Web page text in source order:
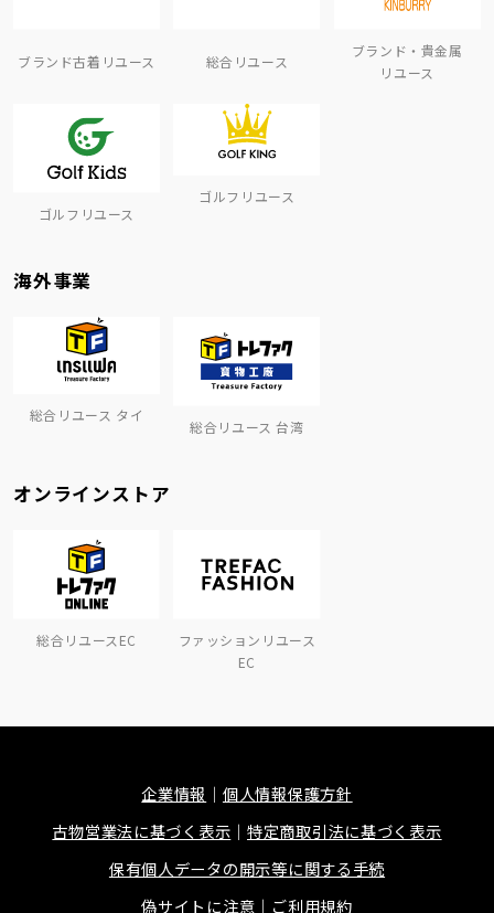
ブランド古着リユース 総合リユース
ブランド・貴金属
リユース
ゴルフリユース
ゴルフリユース
海外事業
総合リユース タイ
総合リユース 台湾
オンラインストア
総合リユースEC
ファッションリユース
EC
企業情報
個人情報保護方針
古物営業法に基づく表示
特定商取引法に基づく表示
保有個人データの開示等に関する手続
偽サイトに注意
ご利用規約